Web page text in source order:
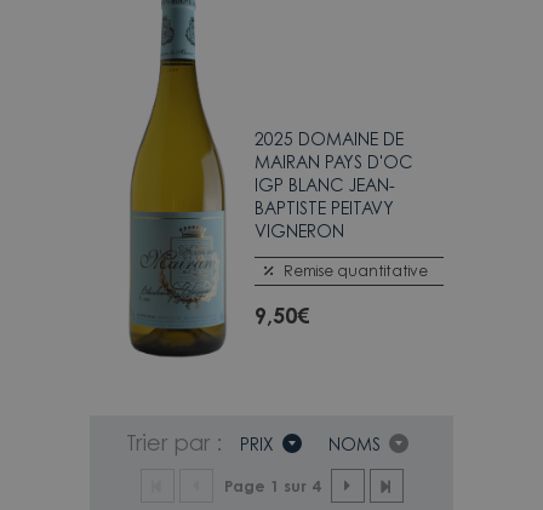
2025 DOMAINE DE
MAIRAN PAYS D'OC
IGP BLANC JEAN-
BAPTISTE PEITAVY
VIGNERON
Remise quantitative
9,50€
Trier par : PRIX NOMS
Page 1 sur 4